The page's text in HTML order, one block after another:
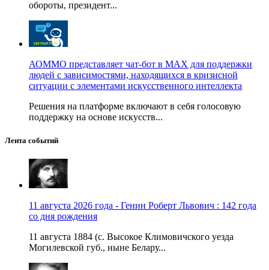
обороты, президент...
АОММО представляет чат-бот в MAX для поддержки
людей с зависимостями, находящихся в кризисной
ситуации с элементами искусственного интеллекта
Решения на платформе включают в себя голосовую
поддержку на основе искусств...
Лента событий
11 августа 2026 года - Генин Роберт Львович : 142 года
со дня рождения
11 августа 1884 (с. Высокое Климовичского уезда
Могилевской губ., ныне Белару...